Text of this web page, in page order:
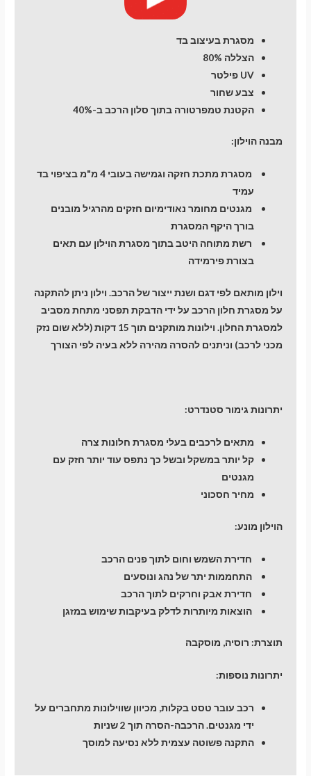
מסגרת בעיצוב בד
הצללה 80%
UV פילטר
צבע שחור
הקטנת טמפרטורה בתוך סלון הרכב ב-40%
מבנה הוילון:
מסגרת מתכת חזקה וגמישה בעובי 4 מ"מ בציפוי בד
עמיד
מגנטים מחומר נאודימיום חזקים מהרגיל מובנים
בורך היקף המסגרת
רשת מתוחה היטב בתוך מסגרת הוילון עם תאים
בצורת פירמידה
וילון מותאם לפי דגם ושנת ייצור של הרכב. וילון ניתן להתקנה
על מסגרת חלון הרכב על ידי הדבקת תפסני מתחת מסביב
למסגרת החלון. וילונות מותקנים תוך 15 דקות (ללא שום נזק
מכני לרכב) וניתנים להסרה מהירה ללא בעיה לפי הצורך
יתרונות גימור סטנדרט:
מתאים לרכבים בעלי מסגרת חלונות צרה
קל יותר במשקל ובשל כך נתפס עוד יותר חזק עם
מגנטים
מחיר חסכוני
הוילון מונע:
חדירת השמש וחום לתוך פנים הרכב
התחממות יתר של נהג ונוסעים
חדירת אבק וחרקים לתוך הרכב
הוצאות מיותרות לדלק בעיקבות שימוש במזגן
תוצרת: רוסיה, מוסקבה
יתרונות נוספות:
רכב עובר טסט בקלות, מכיוון שווילונות מתחברים על
ידי מגנטים. הרכבה-הסרה תוך 2 שניות
התקנה פשוטה עצמית ללא נסיעה למוסך